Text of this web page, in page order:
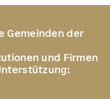
Gemeinden der
und Firmen